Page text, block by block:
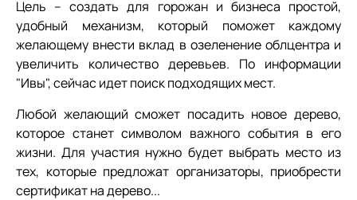
Цель – создать для горожан и бизнеса простой,
удобный механизм, который поможет каждому
желающему внести вклад в озеленение облцентра и
увеличить количество деревьев. По информации
"Ивы", сейчас идет поиск подходящих мест.
Любой желающий сможет посадить новое дерево,
которое станет символом важного события в его
жизни. Для участия нужно будет выбрать место из
тех, которые предложат организаторы, приобрести
сертификат на дерево...